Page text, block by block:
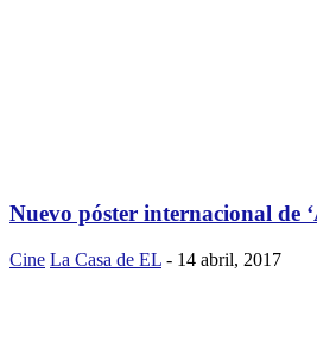
Nuevo póster internacional de
Cine La Casa de EL - 14 abril, 2017